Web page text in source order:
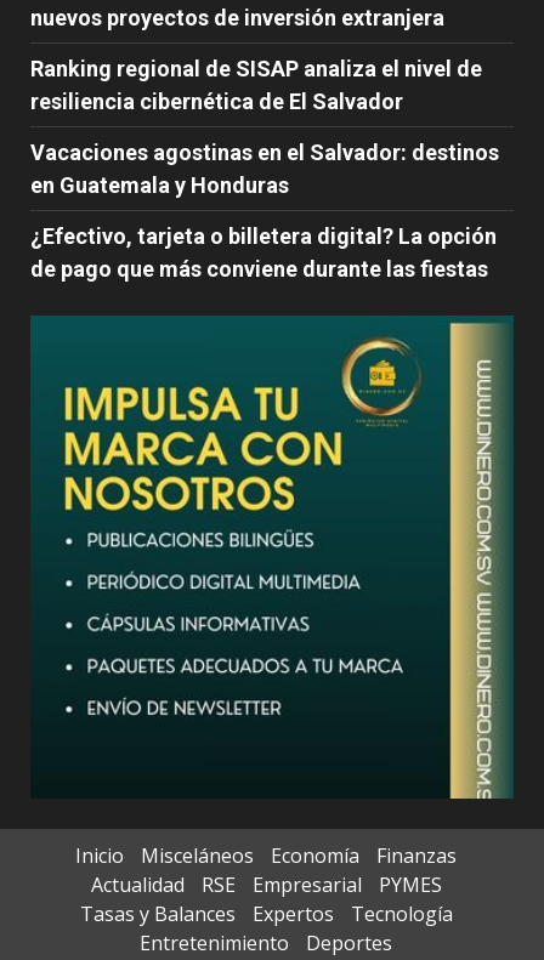
nuevos proyectos de inversión extranjera
Ranking regional de SISAP analiza el nivel de
resiliencia cibernética de El Salvador
Vacaciones agostinas en el Salvador: destinos
en Guatemala y Honduras
¿Efectivo, tarjeta o billetera digital? La opción
de pago que más conviene durante las fiestas
Inicio Misceláneos Economía
Finanzas
Actualidad
RSE Empresarial
PYMES
Tasas y Balances
Expertos
Tecnología
Entretenimiento
Deportes